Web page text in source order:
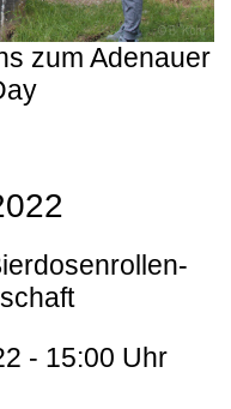
zum Adenauer
- 15:00 Uhr